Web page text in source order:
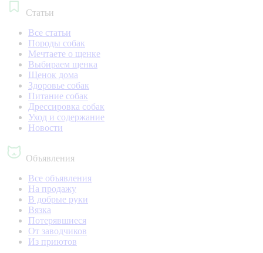
Статьи
Все статьи
Породы собак
Мечтаете о щенке
Выбираем щенка
Щенок дома
Здоровье собак
Питание собак
Дрессировка собак
Уход и содержание
Новости
Объявления
Все объявления
На продажу
В добрые руки
Вязка
Потерявшиеся
От заводчиков
Из приютов